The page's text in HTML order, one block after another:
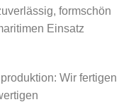
formschön
Einsatz
Wir fertigen